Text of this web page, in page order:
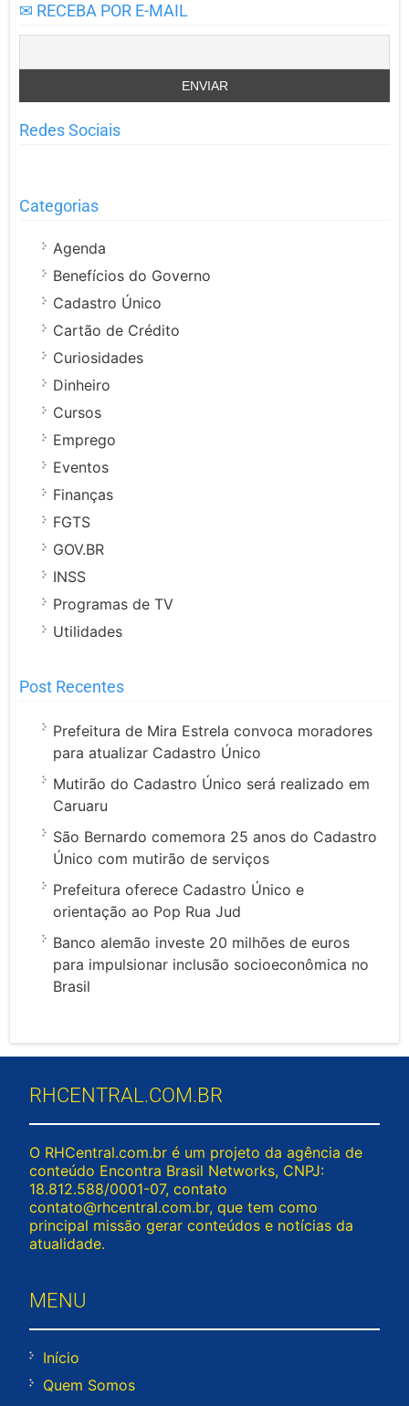
✉ RECEBA POR E-MAIL
Redes Sociais
Categorias
Agenda
Benefícios do Governo
Cadastro Único
Cartão de Crédito
Curiosidades
Dinheiro
Cursos
Emprego
Eventos
Finanças
FGTS
GOV.BR
INSS
Programas de TV
Utilidades
Post Recentes
Prefeitura de Mira Estrela convoca moradores
para atualizar Cadastro Único
Mutirão do Cadastro Único será realizado em
Caruaru
São Bernardo comemora 25 anos do Cadastro
Único com mutirão de serviços
Prefeitura oferece Cadastro Único e
orientação ao Pop Rua Jud
Banco alemão investe 20 milhões de euros
para impulsionar inclusão socioeconômica no
Brasil
RHCENTRAL.COM.BR
O RHCentral.com.br é um projeto da agência de
conteúdo Encontra Brasil Networks, CNPJ:
18.812.588/0001-07, contato
contato@rhcentral.com.br, que tem como
principal missão gerar conteúdos e notícias da
atualidade.
MENU
Início
Quem Somos